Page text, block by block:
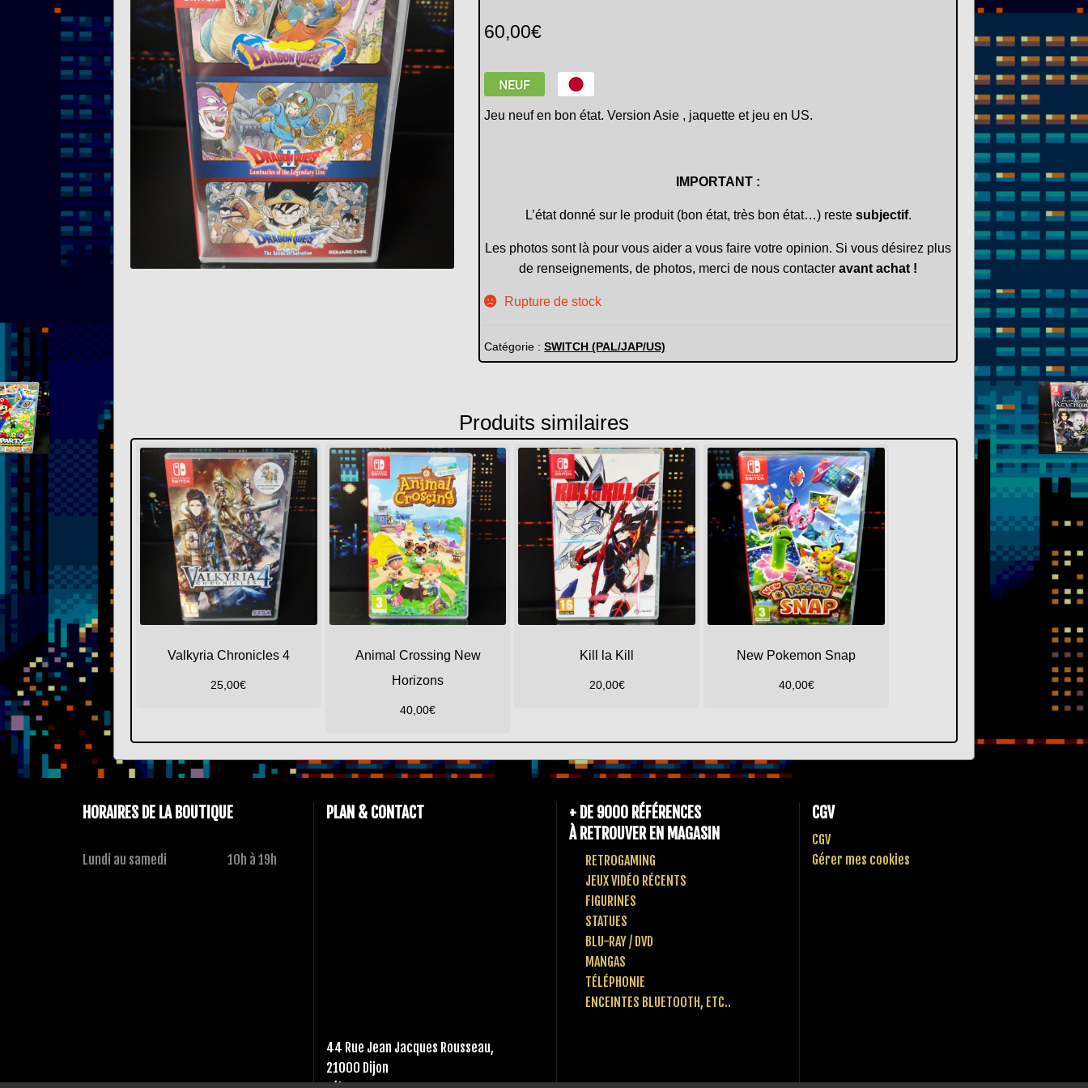
60,00€
Jeu neuf en bon état. Version Asie , jaquette et jeu en US.
IMPORTANT :
L’état donné sur le produit (bon état, très bon état…) reste subjectif.
Les photos sont là pour vous aider a vous faire votre opinion. Si vous désirez plus
de renseignements, de photos, merci de nous contacteravant achat !
Rupture de stock
Catégorie :SWITCH (PAL/JAP/US)
Produits similaires
Valkyria Chronicles 4
25,00€
Animal Crossing New
Horizons
40,00€
Kill la Kill
20,00€
New Pokemon Snap
40,00€
HORAIRES DE LA BOUTIQUE
Lundi au samedi 10h à 19h
PLAN & CONTACT
44 Rue Jean Jacques Rousseau,
21000 Dijon
+ DE 9000 RÉFÉRENCES
À RETROUVER EN MAGASIN
RETROGAMING
JEUX VIDÉO RÉCENTS
FIGURINES
STATUES
BLU-RAY / DVD
MANGAS
TÉLÉPHONIE
ENCEINTES BLUETOOTH, ETC..
CGV
CGV
Gérer mes cookies